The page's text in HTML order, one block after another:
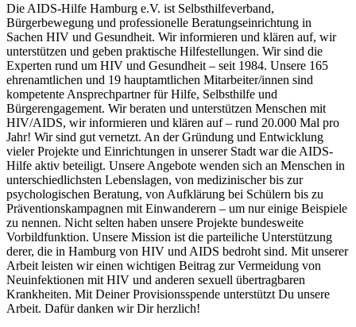
Die AIDS-Hilfe Hamburg e.V. ist Selbsthilfeverband,
Bürgerbewegung und professionelle Beratungseinrichtung in
Sachen HIV und Gesundheit. Wir informieren und klären auf, wir
unterstützen und geben praktische Hilfestellungen. Wir sind die
Experten rund um HIV und Gesundheit – seit 1984. Unsere 165
ehrenamtlichen und 19 hauptamtlichen Mitarbeiter/innen sind
kompetente Ansprechpartner für Hilfe, Selbsthilfe und
Bürgerengagement. Wir beraten und unterstützen Menschen mit
HIV/AIDS, wir informieren und klären auf – rund 20.000 Mal pro
Jahr! Wir sind gut vernetzt. An der Gründung und Entwicklung
vieler Projekte und Einrichtungen in unserer Stadt war die AIDS-
Hilfe aktiv beteiligt. Unsere Angebote wenden sich an Menschen in
unterschiedlichsten Lebenslagen, von medizinischer bis zur
psychologischen Beratung, von Aufklärung bei Schülern bis zu
Präventionskampagnen mit Einwanderern – um nur einige Beispiele
zu nennen. Nicht selten haben unsere Projekte bundesweite
Vorbildfunktion. Unsere Mission ist die parteiliche Unterstützung
derer, die in Hamburg von HIV und AIDS bedroht sind. Mit unserer
Arbeit leisten wir einen wichtigen Beitrag zur Vermeidung von
Neuinfektionen mit HIV und anderen sexuell übertragbaren
Krankheiten. Mit Deiner Provisionsspende unterstützt Du unsere
Arbeit. Dafür danken wir Dir herzlich!